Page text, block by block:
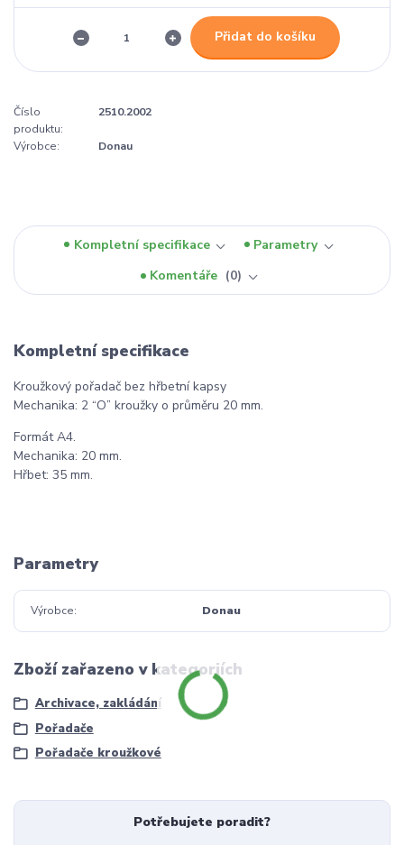
Přidat do košíku
Číslo
produktu:
2510.2002
Výrobce: Donau
Kompletní specifikace
Parametry
Komentáře
0
Kompletní specifikace
Kroužkový pořadač bez hřbetní kapsy
Mechanika: 2 “O” kroužky o průměru 20 mm.
Formát A4.
Mechanika: 20 mm.
Hřbet: 35 mm.
Parametry
Výrobce Donau
Zboží zařazeno v kategoriích
Archivace, zakládání
Pořadače
Pořadače kroužkové
Potřebujete poradit?